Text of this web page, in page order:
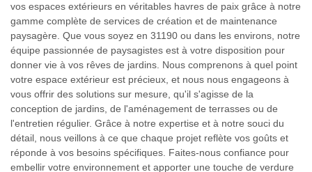
vos espaces extérieurs en véritables havres de paix grâce à notre
gamme complète de services de création et de maintenance
paysagère. Que vous soyez en 31190 ou dans les environs, notre
équipe passionnée de paysagistes est à votre disposition pour
donner vie à vos rêves de jardins. Nous comprenons à quel point
votre espace extérieur est précieux, et nous nous engageons à
vous offrir des solutions sur mesure, qu'il s'agisse de la
conception de jardins, de l'aménagement de terrasses ou de
l'entretien régulier. Grâce à notre expertise et à notre souci du
détail, nous veillons à ce que chaque projet reflète vos goûts et
réponde à vos besoins spécifiques. Faites-nous confiance pour
embellir votre environnement et apporter une touche de verdure